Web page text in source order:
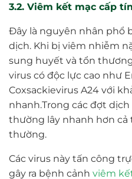
3.2. Viêm kết mạc cấp
Đây là nguyên nhân phổ
dịch. Khi bị viêm nhiễm
sung huyết và tổn
virus có độc lực cao như
Coxsackievirus A24 với
nhanh.Trong các đợt
thường lây nhanh hơn
thường.
Các virus này tấn công
gây ra bệnh cảnh viêm